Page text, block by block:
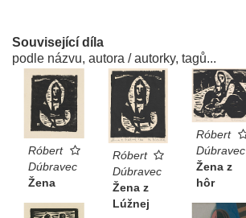
Související díla
podle názvu, autora / autorky, tagů...
Róbert
Dúbravec
Žena
Róbert
Dúbravec
Žena z
Lúžnej
Róbert
Dúbravec
Žena z
hôr